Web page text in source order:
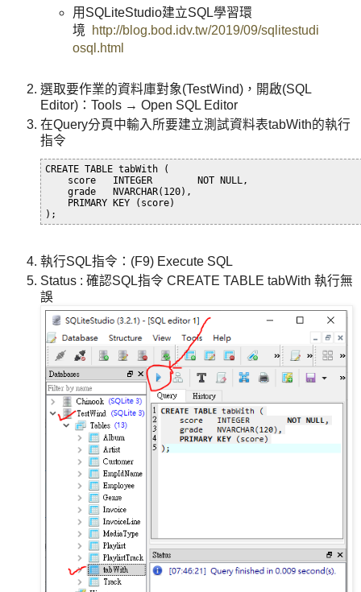
用SQLiteStudio建立SQL學習環
境
http://blog.bod.idv.tw/2019/09/sqlitestudi
osql.html
選取要作業的資料庫對象(TestWind)，開啟(SQL
Editor)：Tools → Open SQL Editor
在Query分頁中輸入所要建立測試資料表tabWith的執行
指令
CREATE TABLE tabWith (
    score   INTEGER        NOT NULL,
    grade   NVARCHAR(120),
    PRIMARY KEY (score)
執行SQL指令：(F9) Execute SQL
Status : 確認SQL指令 CREATE TABLE tabWith 執行無
誤